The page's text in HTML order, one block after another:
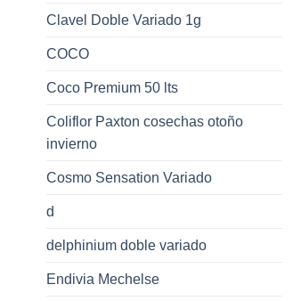
Clavel Doble Variado 1g
COCO
Coco Premium 50 lts
Coliflor Paxton cosechas otoño
invierno
Cosmo Sensation Variado
d
delphinium doble variado
Endivia Mechelse